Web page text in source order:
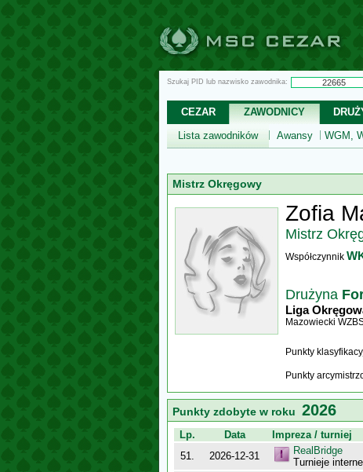
Szukaj PID lub nazwisko zawodnika:
CEZAR ZAWODNICY
Lista zawodników
Awansy WGM,
Mistrz Okręgowy
Zofia
Mistrz
Współczynnik
Drużyna
Liga
Mazowiecki
Punkty
Punkty
Punkty zdobyte w roku 2026
Lp. Data Impreza / turniej
51.
2026-12-31
RealBridge
Turnieje